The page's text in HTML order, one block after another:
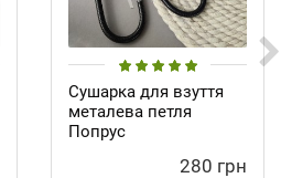
Сушарка для взуття
металева петля
Попрус
280 грн